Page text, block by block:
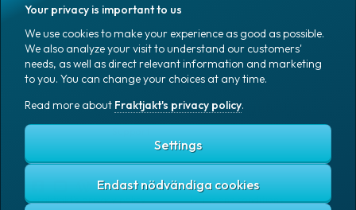
Marking
Packaging
Packaging
accessories
Office goods
Media
Coworkers
Job & career
News archive
Blog
Sign up
English (US)
Fraktjakt's privacy policy
Terms and conditions
Your privacy is important to us
We use cookies to make your experience as good as possible.
We also analyze your visit to understand our customers'
needs, as well as direct relevant information and marketing
to you. You can change your choices at any time.
Read more about Fraktjakt's privacy policy.
Settings
Endast nödvändiga cookies